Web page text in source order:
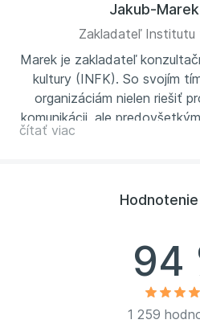
Jakub-
Zakladateľ Institutu
Marek je zakladateľ
kultury (INFK). So svojím
organizáciám nielen riešiť
komunikácii, ale
kultúru a nastavovať nové
odoberajte newsletter
https://
https://www.linkedin.com/
https://www.youtube.com/
čítať viac
94
1 259